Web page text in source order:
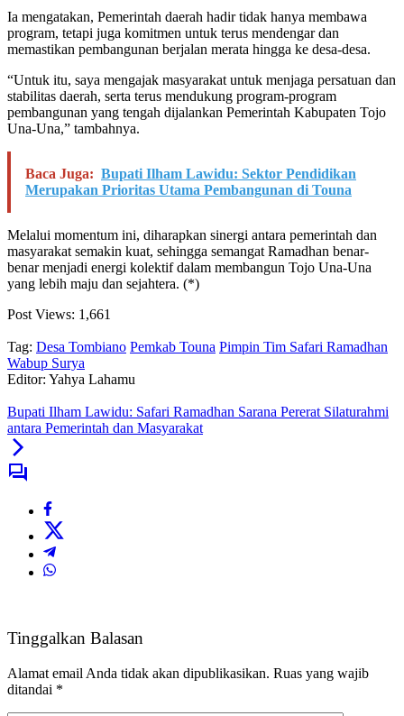
Ia mengatakan, Pemerintah daerah hadir tidak hanya membawa
program, tetapi juga komitmen untuk terus mendengar dan
memastikan pembangunan berjalan merata hingga ke desa-desa.
“Untuk itu, saya mengajak masyarakat untuk menjaga persatuan dan
stabilitas daerah, serta terus mendukung program-program
pembangunan yang tengah dijalankan Pemerintah Kabupaten Tojo
Una-Una,” tambahnya.
Baca Juga: Bupati Ilham Lawidu: Sektor Pendidikan
Merupakan Prioritas Utama Pembangunan di Touna
Melalui momentum ini, diharapkan sinergi antara pemerintah dan
masyarakat semakin kuat, sehingga semangat Ramadhan benar-
benar menjadi energi kolektif dalam membangun Tojo Una-Una
yang lebih maju dan sejahtera. (*)
Post Views: 1,661
Tag: Desa Tombiano Pemkab Touna Pimpin Tim Safari Ramadhan
Wabup Surya
Editor: Yahya Lahamu
Bupati Ilham Lawidu: Safari Ramadhan Sarana Pererat Silaturahmi
antara Pemerintah dan Masyarakat
Tinggalkan Balasan
Alamat email Anda tidak akan dipublikasikan. Ruas yang wajib
ditandai *